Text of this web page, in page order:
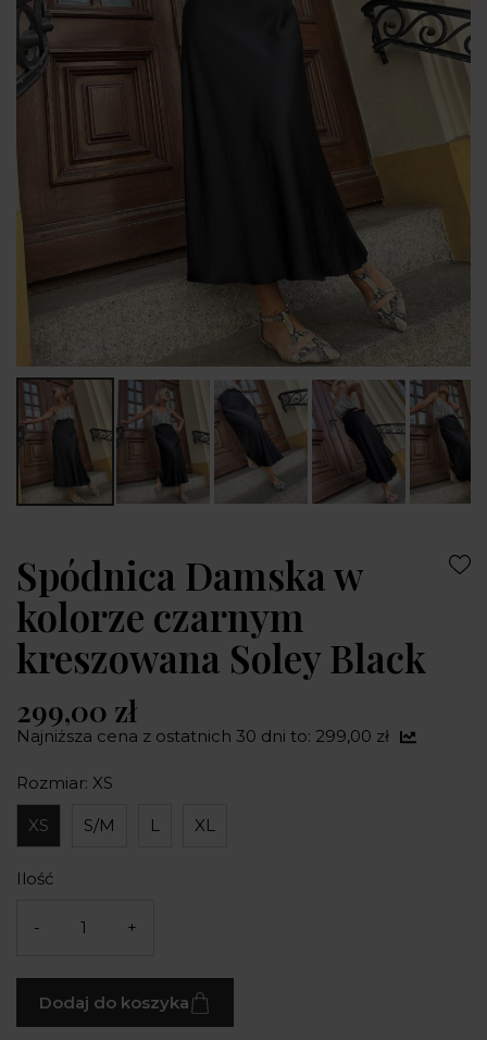
Spódnica Damska w
kolorze czarnym
kreszowana Soley Black
299,00 zł
Najniższa cena z ostatnich 30 dni to: 299,00 zł
Rozmiar: XS
XS S/M L XL
Ilość
- +
Dodaj do koszyka